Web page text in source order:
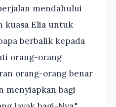
mendahului
kuasa Elia untuk
berbalik kepada
orang-orang
orang-orang benar
menyiapkan bagi